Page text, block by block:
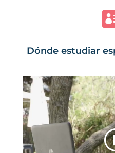
Dónde estudiar